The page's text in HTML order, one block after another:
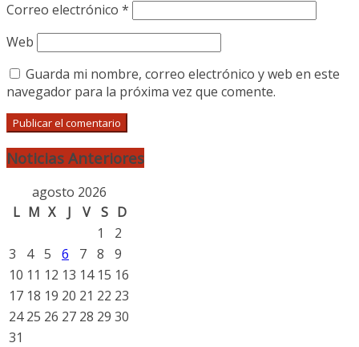
Correo electrónico *
Web
Guarda mi nombre, correo electrónico y web en este
navegador para la próxima vez que comente.
Noticias Anteriores
agosto 2026
L M X J V S D
1
2
3
4 5 6 7 8
9
10 11 12 13 14 15 16
17 18 19 20 21 22 23
24 25 26 27 28 29 30
31